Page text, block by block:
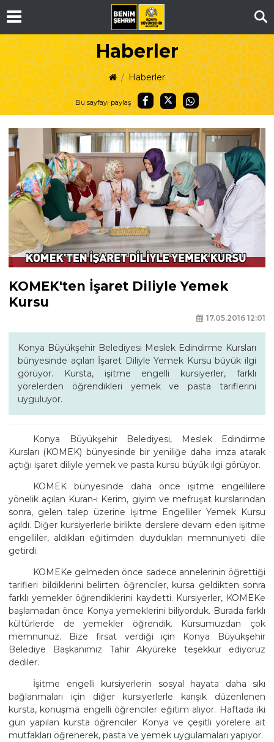
Haberler
Haberler
Bu sayfayı paylaş
KOMEK'ten İşaret Diliyle Yemek
Kursu
17.05.2016 12:01
Konya Büyükşehir Belediyesi Meslek Edindirme Kursları
bünyesinde açılan İşaret Diliyle Yemek Kursu büyük ilgi
görüyor. Kursta, işitme engelli kursiyerler, farklı
yörelerden öğrendikleri yemek ve pasta tariflerini
uyguluyor.
Konya Büyükşehir Belediyesi, Meslek Edindirme
Kursları (KOMEK) bünyesinde bir yeniliğe daha imza atarak
açtığı işaret diliyle yemek ve pasta kursu büyük ilgi görüyor.
KOMEK bünyesinde daha önce işitme engellilere
yönelik açılan Kuran-ı Kerim, giyim ve mefruşat kurslarından
sonra, gelen talep üzerine İşitme Engelliler Yemek Kursu
açıldı. Diğer kursiyerlerle birlikte derslere devam eden işitme
engelliler, aldıkları eğitimden duydukları memnuniyeti dile
getirdi.
KOMEKe gelmeden önce sadece annelerinin öğrettiği
tarifleri bildiklerini belirten öğrenciler, kursa geldikten sonra
farklı yemekler öğrendiklerini kaydetti. Kursiyerler, KOMEKe
başlamadan önce Konya yemeklerini biliyorduk. Burada farklı
kültürlerde de yemekler öğrendik. Kursumuzdan çok
memnunuz. Bize fırsat verdiği için Konya Büyükşehir
Belediye Başkanımız Tahir Akyüreke teşekkür ediyoruz
dediler.
İşitme engelli kursiyerlerin sosyal hayata daha sıkı
bağlanmaları için diğer kursiyerlerle karışık düzenlenen
kursta, konuşma engelli öğrenciler eğitim alıyor. Haftada iki
gün yapılan kursta öğrenciler Konya ve çeşitli yörelere ait
mutfakları öğrenerek, pasta ve yemek uygulamaları yapıyor.